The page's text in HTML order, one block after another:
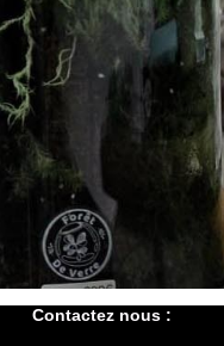
Contactez nous :